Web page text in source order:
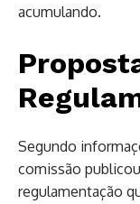
acumulando.
Segundo
comissão
regulamentação